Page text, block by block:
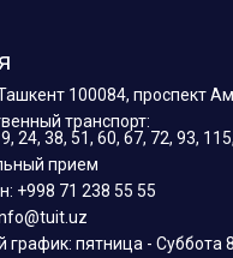
100084, проспект
транспорт:
24, 38, 51, 60, 67, 72, 93,
прием
+998 71 238 55 55
график: пятница - Суббота